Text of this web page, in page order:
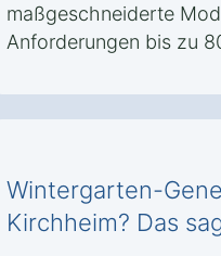
maßgeschneiderte
Anforderungen bis zu
Wintergarten-
Kirchheim? Das